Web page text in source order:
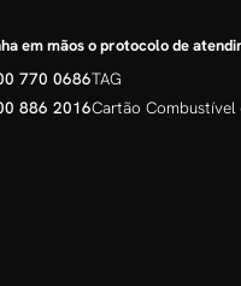
em mãos o protocolo de
770 0686TAG
886 2016Cartão